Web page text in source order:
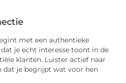
met een authentieke
je echt interesse toont in de
klanten. Luister actief naar
dat je begrijpt wat voor hen